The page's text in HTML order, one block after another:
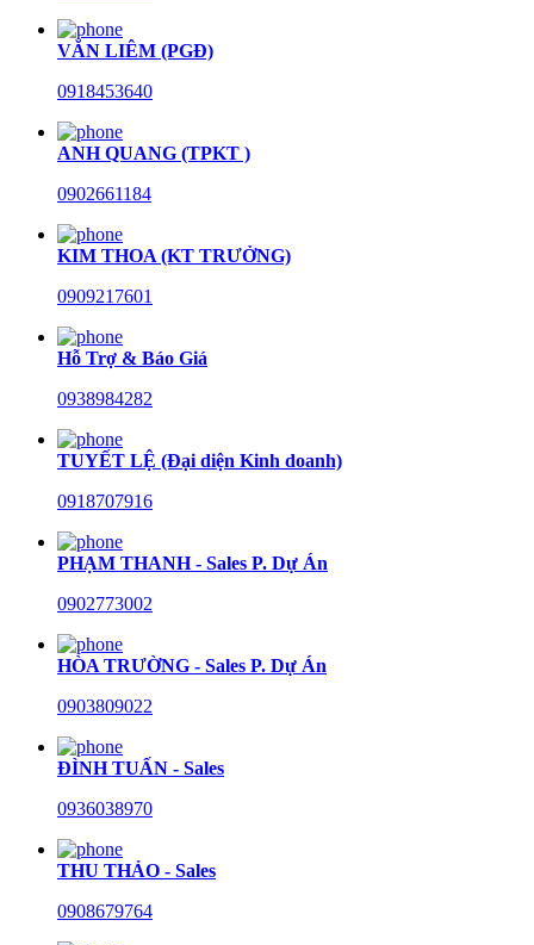
VĂN LIÊM (PGĐ)
0918453640
ANH QUANG (TPKT )
0902661184
KIM THOA (KT TRƯỞNG)
0909217601
Hỗ Trợ & Báo Giá
0938984282
TUYẾT LỆ (Đại diện Kinh doanh)
0918707916
PHẠM THANH - Sales P. Dự Án
0902773002
HÒA TRƯỜNG - Sales P. Dự Án
0903809022
ĐÌNH TUẤN - Sales
0936038970
THU THẢO - Sales
0908679764